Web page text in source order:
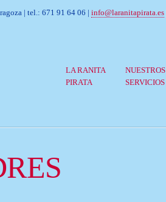
| tel.: 671 91 64 06 | info@laranitapirata.es
LA RANITA
PIRATA
NUESTROS
SERVICIOS